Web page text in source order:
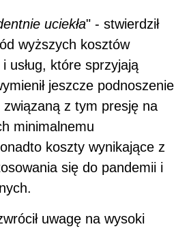
uciekła" - stwierdził
wyższych kosztów
usług, które sprzyjają
jeszcze podnoszenie
związaną z tym presję na
minimalnemu
koszty wynikające z
się do pandemii i
uwagę na wysoki